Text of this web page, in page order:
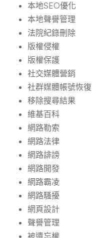
本地SEO優化
本地聲譽管理
法院紀錄刪除
版權侵權
版權保護
社交媒體營銷
社群媒體帳號恢復
移除搜尋結果
維基百科
網路勒索
網路法律
網路誹謗
網路開發
網路霸凌
網路騷擾
網頁設計
聲譽管理
被遺忘權